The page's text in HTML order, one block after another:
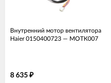
Внутренний мотор вентилятора
Haier 0150400723 — МОТК007
8 635 ₽